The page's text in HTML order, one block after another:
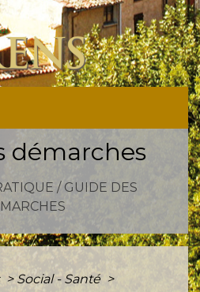
démarches
/ GUIDE DES
> Social - Santé >